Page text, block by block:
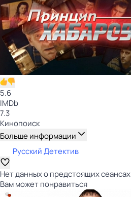
5.6
IMDb
7.3
Кинопоиск
Больше информации
Русский Детектив
Нет данных о предстоящих сеансах
Вам может понравиться